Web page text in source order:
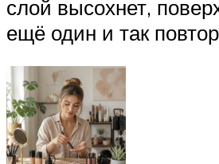
слой высохнет,
ещё один и так